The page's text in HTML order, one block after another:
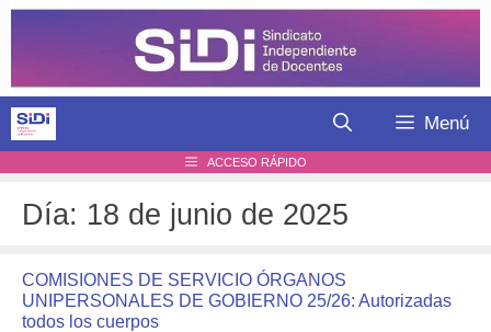
Saltar
Menú
ACCESO RÁPIDO
Día: 18 de junio de 2025
COMISIONES DE SERVICIO ÓRGANOS
UNIPERSONALES DE GOBIERNO 25/26: Autorizadas
todos los cuerpos